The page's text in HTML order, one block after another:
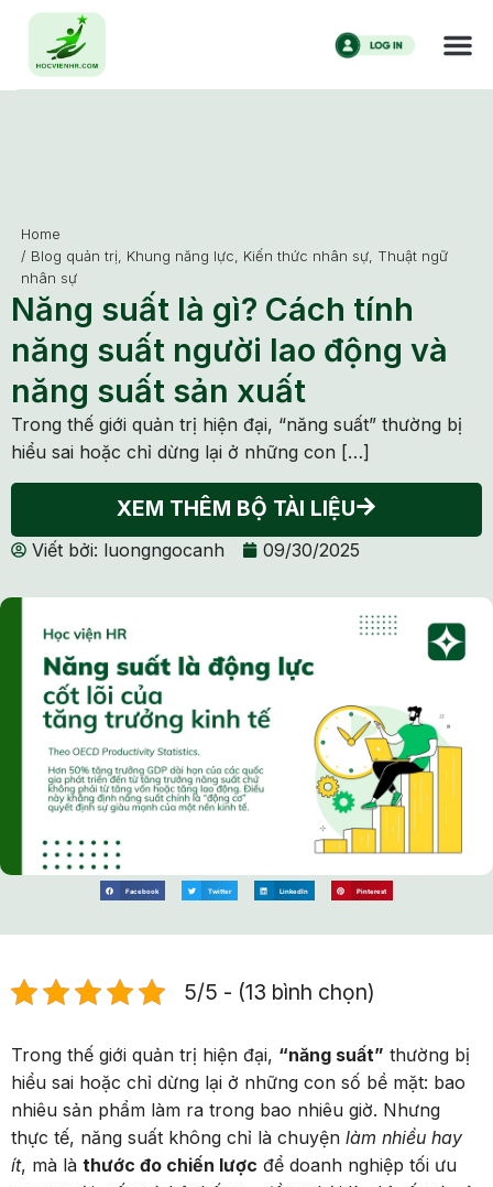
Home
/ Blog quản trị, Khung năng lực, Kiến thức nhân sự, Thuật ngữ
nhân sự
Năng suất là gì? Cách tính
năng suất người lao động và
năng suất sản xuất
Trong thế giới quản trị hiện đại, “năng suất” thường bị
hiểu sai hoặc chỉ dừng lại ở những con […]
XEM THÊM BỘ TÀI LIỆU
Viết bởi: luongngocanh 09/30/2025
Facebook Twitter LinkedIn Pinterest
5/5 - (13 bình chọn)
Trong thế giới quản trị hiện đại, “năng suất” thường bị
hiểu sai hoặc chỉ dừng lại ở những con số bề mặt: bao
nhiêu sản phẩm làm ra trong bao nhiêu giờ. Nhưng
thực tế, năng suất không chỉ là chuyện làm nhiều hay
ít, mà là thước đo chiến lược để doanh nghiệp tối ưu